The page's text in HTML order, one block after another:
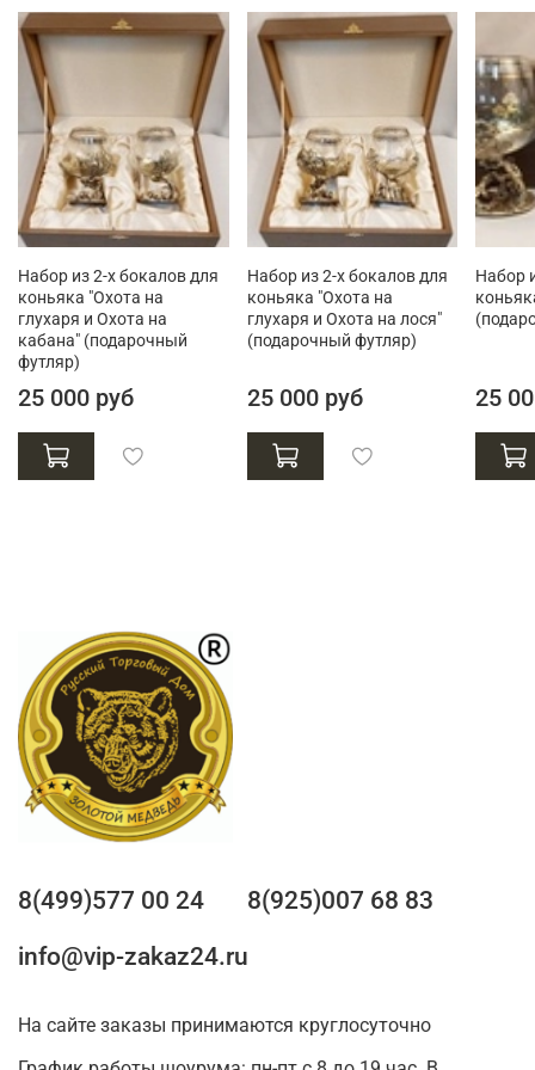
Набор из 2-х бокалов для
коньяка "Охота на
глухаря и Охота на
кабана" (подарочный
футляр)
25 000 руб
Набор из 2-х бокалов для
коньяка "Охота на
глухаря и Охота на лося"
(подарочный футляр)
25 000 руб
Набор
25
8(499)577 00 24
8(925)007 68 83
info@vip-zakaz24.ru
На сайте заказы принимаются круглосуточно